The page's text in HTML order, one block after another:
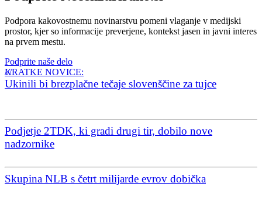
Podpora kakovostnemu novinarstvu pomeni vlaganje v medijski
prostor, kjer so informacije preverjene, kontekst jasen in javni interes
na prvem mestu.
Podprite naše delo
KRATKE NOVICE:
Ukinili bi brezplačne tečaje slovenščine za tujce
Podjetje 2TDK, ki gradi drugi tir, dobilo nove
nadzornike
Skupina NLB s četrt milijarde evrov dobička